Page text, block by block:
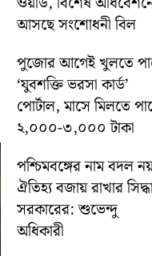
আসছে সংশোধনী বিল
পুজোর আগেই খুলতে
‘যুবশক্তি ভরসা কার্ড’
পোর্টাল, মাসে মিলতে
২,০০০-৩,০০০ টাকা
পশ্চিমবঙ্গের নাম বদল
ঐতিহ্য বজায় রাখার
সরকারের: শুভেন্দু
অধিকারী